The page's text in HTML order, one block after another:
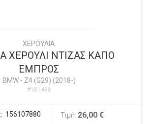
ΧΕΡΟΥΛΙΑ
ΧΕΡΟΥΛΙ ΝΤΙΖΑΣ ΚΑΠΟ
ΕΜΠΡΟΣ
BMW- Z4 (G29) (2018-)
#181488
156107880 Τιμή: 26,00 €